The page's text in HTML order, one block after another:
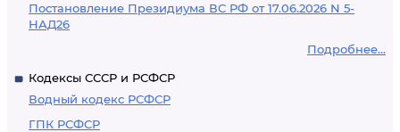
Постановление Президиума ВС РФ от 17.06.2026 N 5-
НАД26
Подробнее...
Кодексы СССР и РСФСР
Водный кодекс РСФСР
ГПК РСФСР